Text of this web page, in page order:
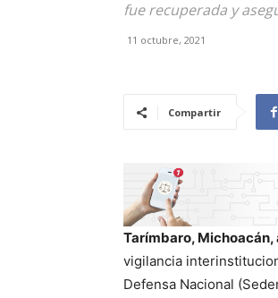
fue recuperada y
11 octubre, 2021
Compartir
Tarímbaro, Michoacán,
vigilancia
Defensa Nacional